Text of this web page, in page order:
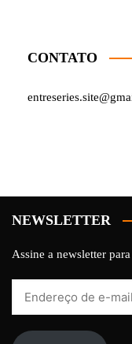
CONTATO
NEWSLETTER
Assine a newsletter